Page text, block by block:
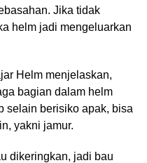
Jika tidak
helm jadi mengeluarkan
Helm menjelaskan,
bagian dalam helm
selain berisiko apak, bisa
yakni jamur.
dikeringkan, jadi bau